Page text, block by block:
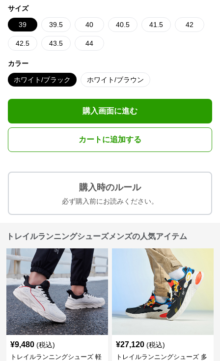
サイズ
39 39.5 40 40.5 41.5 42
42.5 43.5 44
カラー
ホワイト/ブラック ホワイト/ブラウン
購入画面に進む
カートに追加する
購入時のルール
必ず購入前にお読みください。
トレイルランニングシューズメンズの人気アイテム
¥9,480 (税込)
トレイルランニングシューズ 軽
¥27,120 (税込)
トレイルランニングシューズ 多